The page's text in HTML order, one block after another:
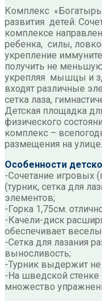
Комплекс
развития детей.
комплексе
ребенка, силы,
укрепление
получить не меньшую
укрепляя мышцы и
входят различные
сетка лаза,
Детская площадка
физического
комплекс –
размещения на улице.
Особенности
-Сочетание игровых
(турник, сетка для
элементов;
-Горка 1,75см.
-Качели-диск
обеспечивает
-Сетка для лазания
выносливость;
-Турник выдержит не
-На шведской
множество